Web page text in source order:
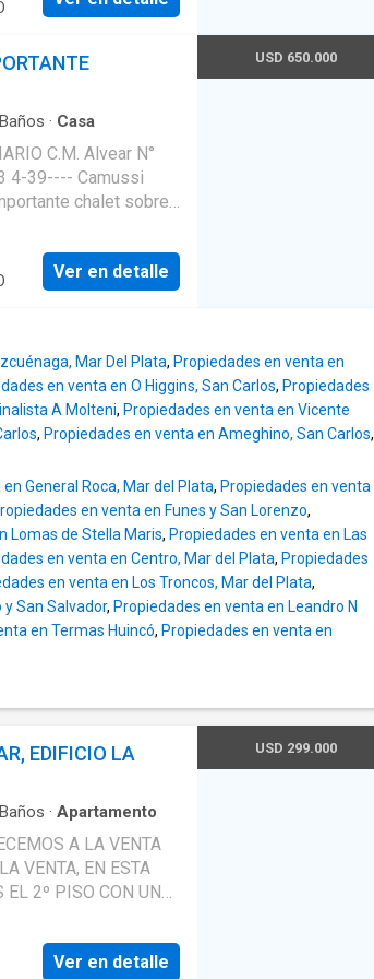
21 mins -
Plata (UNMDP) 25
Cochera para 2
confort y
Baños · Casa
N°
en suite, el
jacuzzi doble y
de contado
Ver en detalle
USD 650.000
Mar Del Plata, Propiedades en venta en
en venta en O Higgins, San Carlos, Propiedades
A Molteni, Propiedades en venta en Vicente
, Propiedades en venta en Ameghino, San Carlos,
General Roca, Mar del Plata, Propiedades en venta
en venta en Funes y San Lorenzo,
Lomas de Stella Maris, Propiedades en venta en Las
en venta en Centro, Mar del Plata, Propiedades
en venta en Los Troncos, Mar del Plata,
San Salvador, Propiedades en venta en Leandro N
en Termas Huincó, Propiedades en venta en
EDIFICIO LA
Baños · Apartamento
VENTA, EN ESTA
EL 2º PISO CON UNA
ESQUINA
Ver en detalle
USD 299.000